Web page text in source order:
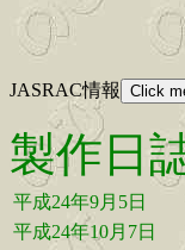
JASRAC情報
製作日
平成24年9月5日
平成24年10月7日